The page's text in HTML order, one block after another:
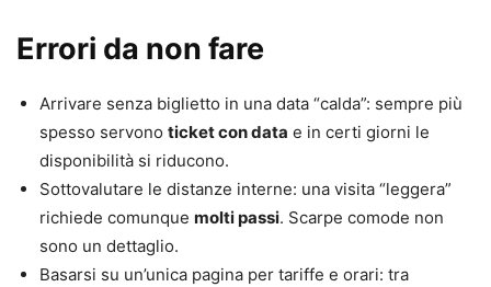
Errori da non fare
Arrivare senza biglietto in una data “calda”: sempre più
spesso servono ticket con data e in certi giorni le
disponibilità si riducono.
Sottovalutare le distanze interne: una visita “leggera”
richiede comunque molti passi. Scarpe comode non
sono un dettaglio.
Basarsi su un’unica pagina per tariffe e orari: tra